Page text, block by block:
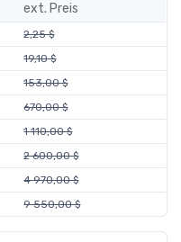
ext. Preis
2,25 $
19,10 $
153,00 $
670,00 $
1 110,00 $
2 600,00 $
4 970,00 $
9 550,00 $